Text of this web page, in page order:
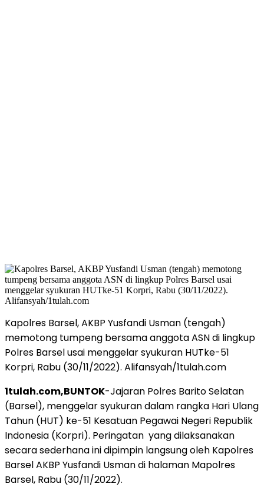
Kapolres Barsel, AKBP Yusfandi Usman (tengah)
memotong tumpeng bersama anggota ASN di lingkup
Polres Barsel usai menggelar syukuran HUTke-51
Korpri, Rabu (30/11/2022). Alifansyah/1tulah.com
1tulah.com,BUNTOK-Jajaran Polres Barito Selatan
(Barsel), menggelar syukuran dalam rangka Hari Ulang
Tahun (HUT) ke-51 Kesatuan Pegawai Negeri Republik
Indonesia (Korpri). Peringatan yang dilaksanakan
secara sederhana ini dipimpin langsung oleh Kapolres
Barsel AKBP Yusfandi Usman di halaman Mapolres
Barsel, Rabu (30/11/2022).